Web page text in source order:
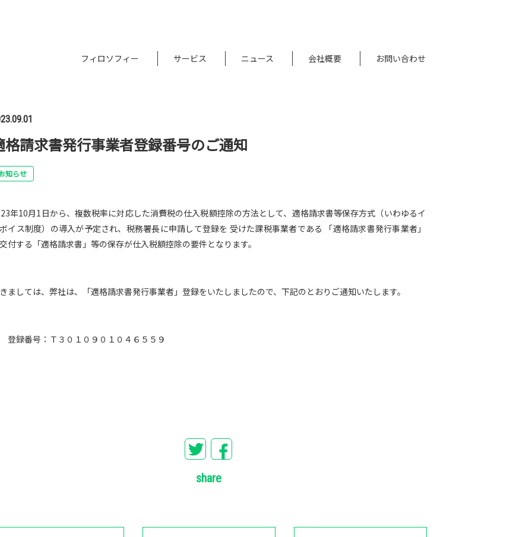
フィロソフィー サービス ニュース 会社概要 お問い合わせ
格請求書発行事業者登録番号のご通知
知らせ
年10月1日から、複数税率に対応した消費税の仕入税額控除の方法として、適格請求書等保存方式（いわゆるイ
イス制度）の導入が予定され、税務署長に申請して登録を 受けた課税事業者である 「適格請求書発行事業者」
付する「適格請求書」等の保存が仕入税額控除の要件となります。
ましては、弊社は、「適格請求書発行事業者」登録をいたしましたので、下記のとおりご通知いたします。
番号：Ｔ３０１０９０１０４６５５９
share